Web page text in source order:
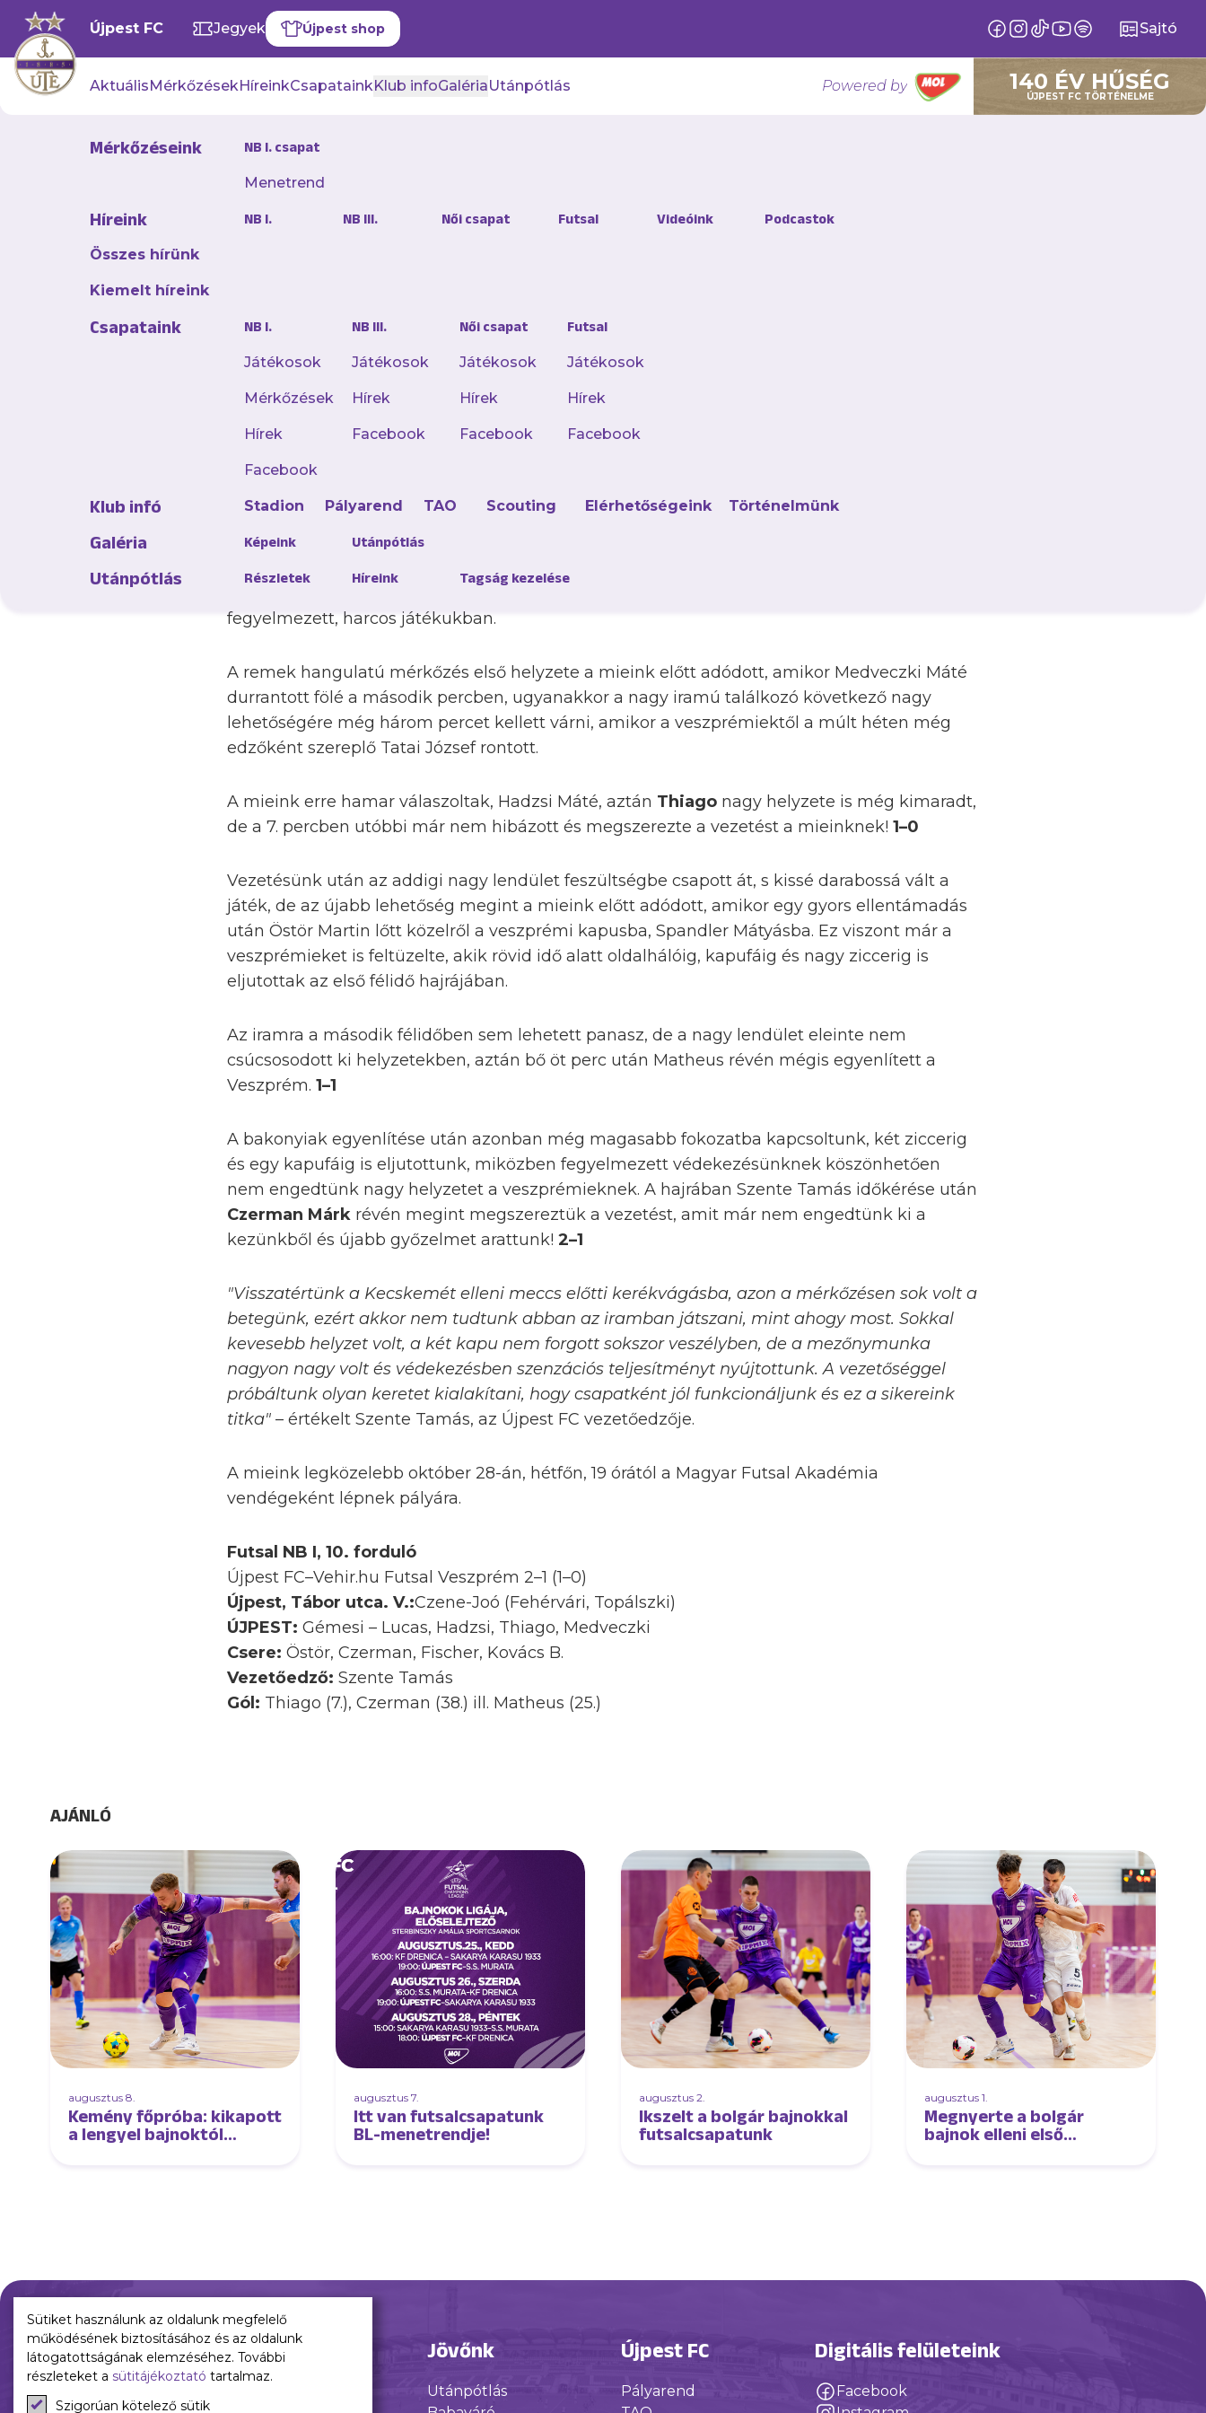
Újpest FC Jegyek Újpest shop Sajtó
AktuálisMérkőzésekHíreinkCsapatainkKlub infoGalériaUtánpótlás Powered by 140 ÉV HŰSÉG
ÚJPEST FC TÖRTÉNELME
Mérkőzéseink NB I. csapat
Menetrend
Híreink
Összes hírünk
Kiemelt híreink
NB I. NB III. Női csapat Futsal Videóink Podcastok
Csapataink NB I.
Játékosok
Mérkőzések
Hírek
Facebook
NB III.
Játékosok
Hírek
Facebook
Női csapat
Játékosok
Hírek
Facebook
Futsal
Játékosok
Hírek
Facebook
Klub infó Stadion Pályarend TAO Scouting Elérhetőségeink Történelmünk
Galéria Képeink Utánpótlás
Utánpótlás Részletek Híreink Tagság kezelése
Remek iramú és hangulatú mérkőzésen vertük
a Veszprémet
edzőt váltó Vehir.hu Futsal Veszprémet a futsal NB I 10. fordulójában.
Újabb kiélezett mérkőzésre volt kilátás, ugyanis a tabella második helyén álló
elmúlt fordulókban beragadt, s zsinórban öt vereséget szenvedett el, ezért nemrég edzőt
váltott és a 2006-ban a világ legjobb játékosának megválasztott, korábban Győrben is
dolgozó spanyol Javi Rodríguezt nevezte ki, így a bakonyi játékosokat bizonyítási vágy
fegyelmezett, harcos játékukban.
A remek hangulatú mérkőzés első helyzete a mieink előtt adódott, amikor Medveczki Máté
durrantott fölé a második percben, ugyanakkor a nagy iramú találkozó következő nagy
lehetőségére még három percet kellett várni, amikor a veszprémiektől a múlt héten még
edzőként szereplő Tatai József rontott.
A mieink erre hamar válaszoltak, Hadzsi Máté, aztán Thiago nagy helyzete is még kimaradt,
de a 7. percben utóbbi már nem hibázott és megszerezte a vezetést a mieinknek!1–0
Vezetésünk után az addigi nagy lendület feszültségbe csapott át, s kissé darabossá vált a
játék, de az újabb lehetőség megint a mieink előtt adódott, amikor egy gyors ellentámadás
után Östör Martin lőtt közelről a veszprémi kapusba, Spandler Mátyásba. Ez viszont már a
veszprémieket is feltüzelte, akik rövid idő alatt oldalhálóig, kapufáig és nagy ziccerig is
eljutottak az első félidő hajrájában.
Az iramra a második félidőben sem lehetett panasz, de a nagy lendület eleinte nem
csúcsosodott ki helyzetekben, aztán bő öt perc után Matheus révén mégis egyenlített a
Veszprém.1–1
A bakonyiak egyenlítése után azonban még magasabb fokozatba kapcsoltunk, két ziccerig
és egy kapufáig is eljutottunk, miközben fegyelmezett védekezésünknek köszönhetően
nem engedtünk nagy helyzetet a veszprémieknek. A hajrában Szente Tamás időkérése után
Czerman Márk révén megint megszereztük a vezetést, amit már nem engedtünk ki a
kezünkből és újabb győzelmet arattunk!2–1
"Visszatértünk a Kecskemét elleni meccs előtti kerékvágásba, azon a mérkőzésen sok volt a
betegünk, ezért akkor nem tudtunk abban az iramban játszani, mint ahogy most. Sokkal
kevesebb helyzet volt, a két kapu nem forgott sokszor veszélyben, de a mezőnymunka
nagyon nagy volt és védekezésben szenzációs teljesítményt nyújtottunk. A vezetőséggel
próbáltunk olyan keretet kialakítani, hogy csapatként jól funkcionáljunk és ez a sikereink
titka" – értékelt Szente Tamás, az Újpest FC vezetőedzője.
A mieink legközelebb október 28-án, hétfőn, 19 órától a Magyar Futsal Akadémia
vendégeként lépnek pályára.
Futsal NB I, 10. forduló
Újpest FC–Vehir.hu Futsal Veszprém 2–1 (1–0)
Újpest, Tábor utca. V.:Czene-Joó (Fehérvári, Topálszki)
ÚJPEST: Gémesi – Lucas, Hadzsi, Thiago, Medveczki
Csere: Östör, Czerman, Fischer, Kovács B.
Vezetőedző: Szente Tamás
Gól: Thiago (7.), Czerman (38.) ill. Matheus (25.)
AJÁNLÓ
augusztus 8.
Kemény főpróba: kikapott
a lengyel bajnoktól
augusztus 7.
Itt van futsalcsapatunk
BL-menetrendje!
augusztus 2.
Ikszelt a bolgár bajnokkal
futsalcsapatunk
augusztus 1.
Megnyerte a bolgár
bajnok elleni első
Múltunk
Történelmünk
Jelenünk Jövőnk
Utánpótlás
Újpest FC
Pályarend
Digitális felületeink
Facebook
Sütiket használunk az oldalunk megfelelő
működésének biztosításához és az oldalunk
látogatottságának elemzéséhez. További
részleteket a sütitájékoztató tartalmaz.
Szigorúan kötelező sütik